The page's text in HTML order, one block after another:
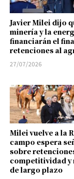
Javier Milei dijo
minería y la
financiarán el
retenciones al
27/07/2026
Milei vuelve a la
campo espera
sobre
competitividad y
de largo plazo